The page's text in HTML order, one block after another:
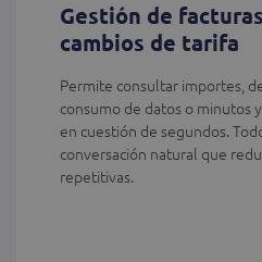
Gestión de
cambios de tarifa
Permite consultar importes,
consumo de datos o minutos
en cuestión de segundos.
conversación natural que
repetitivas.